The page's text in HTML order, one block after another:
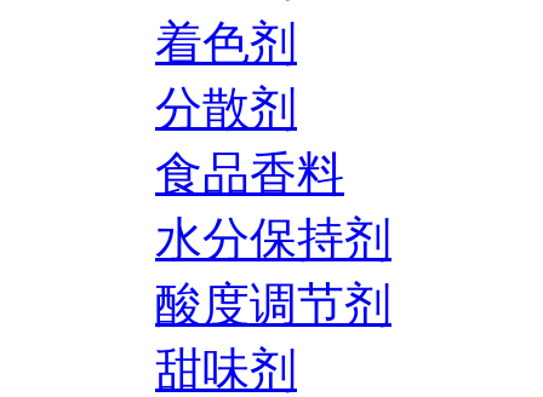
着色剂
分散剂
食品香料
水分保持剂
酸度调节剂
甜味剂